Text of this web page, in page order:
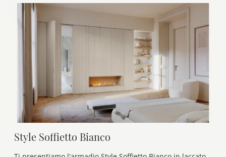
Style Soffietto Bianco